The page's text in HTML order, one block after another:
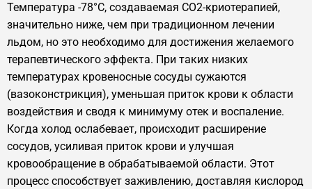
Температура -78°C, создаваемая CO2-криотерапией,
значительно ниже, чем при традиционном лечении
льдом, но это необходимо для достижения желаемого
терапевтического эффекта. При таких низких
температурах кровеносные сосуды сужаются
(вазоконстрикция), уменьшая приток крови к области
воздействия и сводя к минимуму отек и воспаление.
Когда холод ослабевает, происходит расширение
сосудов, усиливая приток крови и улучшая
кровообращение в обрабатываемой области. Этот
процесс способствует заживлению, доставляя кислород